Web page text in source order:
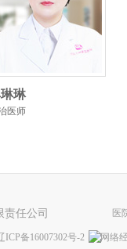
琳
医师
任公司 医
ICP备16007302号-2